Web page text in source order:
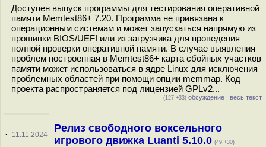
Доступен выпуск программы для тестирования оперативной
памяти Memtest86+ 7.20. Программа не привязана к
операционным системам и может запускаться напрямую из
прошивки BIOS/UEFI или из загрузчика для проведения
полной проверки оперативной памяти. В случае выявления
проблем построенная в Memtest86+ карта сбойных участков
памяти может использоваться в ядре Linux для исключения
проблемных областей при помощи опции memmap. Код
проекта распространяется под лицензией GPLv2...
(127 +33) обсуждение | весь текст
· 11.11.2024
Релиз свободного воксельного
игрового движка Luanti 5.10.0 (49 +30)